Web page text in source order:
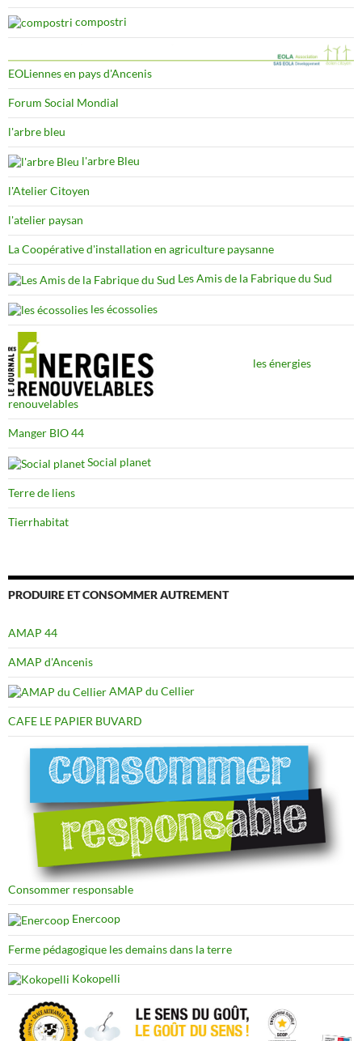
compostri
EOLiennes en pays d'Ancenis
Forum Social Mondial
l'arbre bleu
l'arbre Bleu
l'Atelier Citoyen
l'atelier paysan
La Coopérative d'installation en agriculture paysanne
Les Amis de la Fabrique du Sud
les écossolies
les énergies
renouvelables
Manger BIO 44
Social planet
Terre de liens
Tierrhabitat
PRODUIRE ET CONSOMMER AUTREMENT
AMAP 44
AMAP d'Ancenis
AMAP du Cellier
CAFE LE PAPIER BUVARD
Consommer responsable
Enercoop
Ferme pédagogique les demains dans la terre
Kokopelli